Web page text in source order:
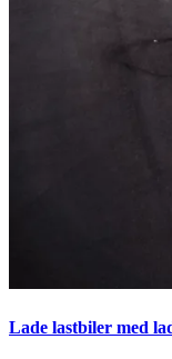
Lade lastbiler med